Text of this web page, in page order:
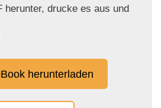
herunter, drucke es aus und
herunterladen